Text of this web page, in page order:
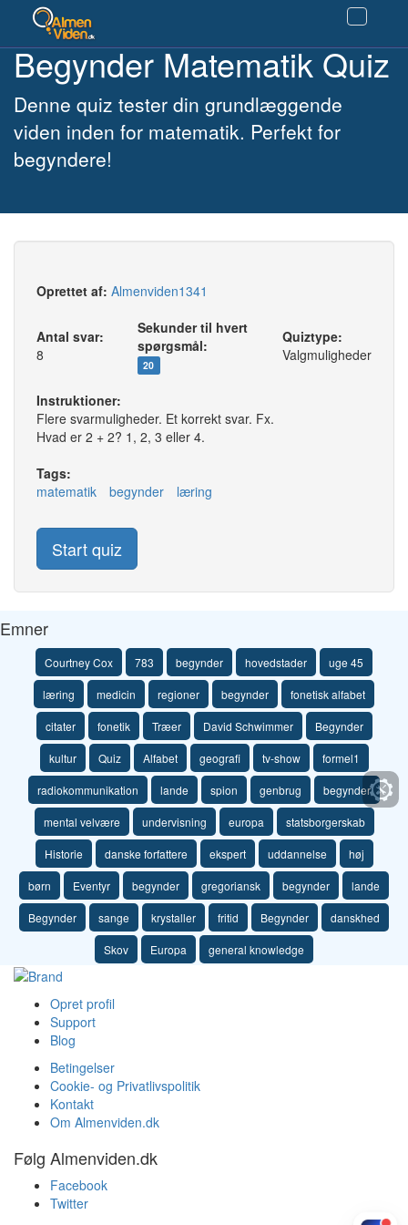
Begynder Matematik Quiz
Denne quiz tester din grundlæggende
viden inden for matematik. Perfekt for
begyndere!
Oprettet af: Almenviden1341
Antal svar:
8
Sekunder til hvert
spørgsmål:
20
Quiztype:
Valgmuligheder
Instruktioner:
Flere svarmuligheder. Et korrekt svar. Fx.
Hvad er 2 + 2? 1, 2, 3 eller 4.
Tags:
matematik
begynder læring
Start quiz
Emner
Courtney Cox 783 begynder hovedstader uge 45
læring medicin regioner begynder fonetisk alfabet
citater fonetik Træer David Schwimmer Begynder
kultur Quiz Alfabet geografi tv-show formel1
radiokommunikation lande spion genbrug begynder
mental velvære undervisning europa statsborgerskab
Historie danske forfattere ekspert uddannelse høj
børn Eventyr begynder gregoriansk begynder lande
Begynder sange krystaller fritid Begynder danskhed
Skov Europa general knowledge
Opret profil
Support
Blog
Betingelser
Cookie- og Privatlivspolitik
Kontakt
Om Almenviden.dk
Følg Almenviden.dk
Facebook
Twitter